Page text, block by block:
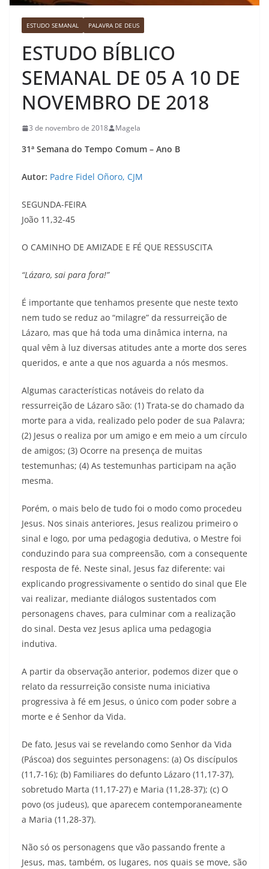
ESTUDO SEMANAL PALAVRA DE DEUS
ESTUDO BÍBLICO
SEMANAL DE 05 A 10 DE
NOVEMBRO DE 2018
3 de novembro de 2018 Magela
31ª Semana do Tempo Comum – Ano B
Autor: Padre Fidel Oñoro, CJM
SEGUNDA-FEIRA
João 11,32-45
O CAMINHO DE AMIZADE E FÉ QUE RESSUSCITA
“Lázaro, sai para fora!”
É importante que tenhamos presente que neste texto
nem tudo se reduz ao “milagre” da ressurreição de
Lázaro, mas que há toda uma dinâmica interna, na
qual vêm à luz diversas atitudes ante a morte dos seres
queridos, e ante a que nos aguarda a nós mesmos.
Algumas características notáveis do relato da
ressurreição de Lázaro são: (1) Trata-se do chamado da
morte para a vida, realizado pelo poder de sua Palavra;
(2) Jesus o realiza por um amigo e em meio a um círculo
de amigos; (3) Ocorre na presença de muitas
testemunhas; (4) As testemunhas participam na ação
mesma.
Porém, o mais belo de tudo foi o modo como procedeu
Jesus. Nos sinais anteriores, Jesus realizou primeiro o
sinal e logo, por uma pedagogia dedutiva, o Mestre foi
conduzindo para sua compreensão, com a consequente
resposta de fé. Neste sinal, Jesus faz diferente: vai
explicando progressivamente o sentido do sinal que Ele
vai realizar, mediante diálogos sustentados com
personagens chaves, para culminar com a realização
do sinal. Desta vez Jesus aplica uma pedagogia
indutiva.
A partir da observação anterior, podemos dizer que o
relato da ressurreição consiste numa iniciativa
progressiva à fé em Jesus, o único com poder sobre a
morte e é Senhor da Vida.
De fato, Jesus vai se revelando como Senhor da Vida
(Páscoa) dos seguintes personagens: (a) Os discípulos
(11,7-16); (b) Familiares do defunto Lázaro (11,17-37),
sobretudo Marta (11,17-27) e Maria (11,28-37); (c) O
povo (os judeus), que aparecem contemporaneamente
a Maria (11,28-37).
Não só os personagens que vão passando frente a
Jesus, mas, também, os lugares, nos quais se move, são